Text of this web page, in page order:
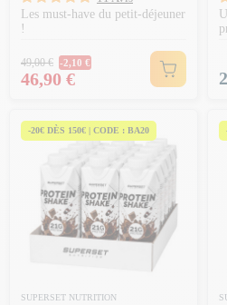
Les must-have du petit-déjeuner
!
Prix Normal
49,00 € -2,10 €
Prix
46,90 €
-20€ DÈS 150€ | CODE : BA20
SUPERSET NUTRITION